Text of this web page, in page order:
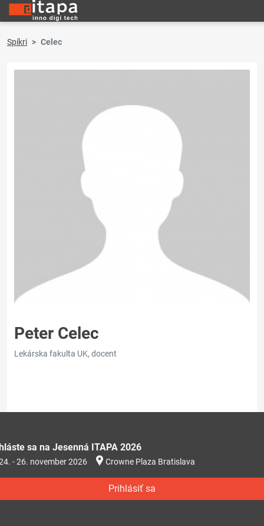
Spíkri Celec
Peter Celec
Lekárska fakulta UK, docent
sa na Jesenná ITAPA 2026
- 26. november 2026 Crowne Plaza Bratislava
Prihlásiť sa